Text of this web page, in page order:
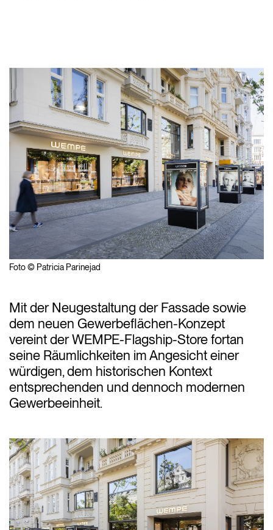
Foto © Patricia Parinejad
Mit der Neugestaltung der Fassade sowie
dem neuen Gewerbeflächen-Konzept
vereint der WEMPE-Flagship-Store fortan
seine Räumlichkeiten im Angesicht einer
würdigen, dem historischen Kontext
entsprechenden und dennoch modernen
Gewerbeeinheit.